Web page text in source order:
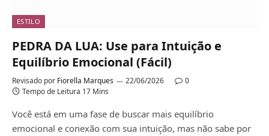
ESTILO
PEDRA DA LUA: Use para Intuição e
Equilíbrio Emocional (Fácil)
Revisado por Fiorella Marques 22/06/2026
0
Tempo de Leitura 17 Mins
Você está em uma fase de buscar mais equilíbrio
emocional e conexão com sua intuição, mas não sabe por